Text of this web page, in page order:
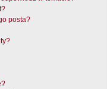
posta?